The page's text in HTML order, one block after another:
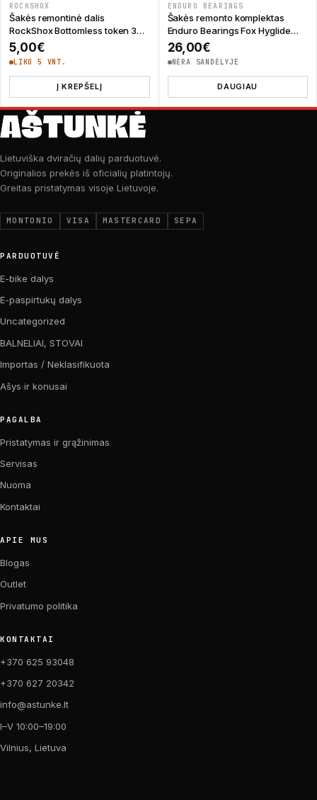
ROCKSHOX
Šakės remontinė dalis
RockShox Bottomless token 35
mm
5,00€
LIKO 5 VNT.
Į KREPŠELĮ
ENDURO BEARINGS
Šakės remonto komplektas
Enduro Bearings Fox Hyglide
FKH-7002
26,00€
NĖRA SANDĖLYJE
DAUGIAU
Lietuviška dviračių dalių parduotuvė.
Originalios prekės iš oficialių platintojų.
Greitas pristatymas visoje Lietuvoje.
MONTONIO VISA MASTERCARD SEPA
PARDUOTUVĖ
E-bike dalys
E-paspirtukų dalys
Uncategorized
BALNELIAI, STOVAI
Importas / Neklasifikuota
Ašys ir konusai
PAGALBA
Pristatymas ir grąžinimas
Servisas
Nuoma
Kontaktai
APIE MUS
Blogas
Outlet
Privatumo politika
KONTAKTAI
+370 625 93048
+370 627 20342
info@astunke.lt
I–V 10:00–19:00
Vilnius, Lietuva